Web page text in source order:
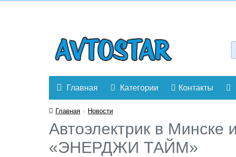
Главная Категории Контакты
Главная » Новости
Автоэлектрик в
«ЭНЕРДЖИ ТАЙМ»